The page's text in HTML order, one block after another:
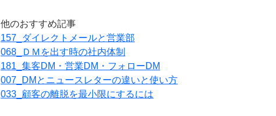
他のおすすめ記事
157_ダイレクトメールと営業部
068_ＤＭを出す時の社内体制
181_集客DM・営業DM・フォローDM
007_DMとニュースレターの違いと使い方
033_顧客の離脱を最小限にするには